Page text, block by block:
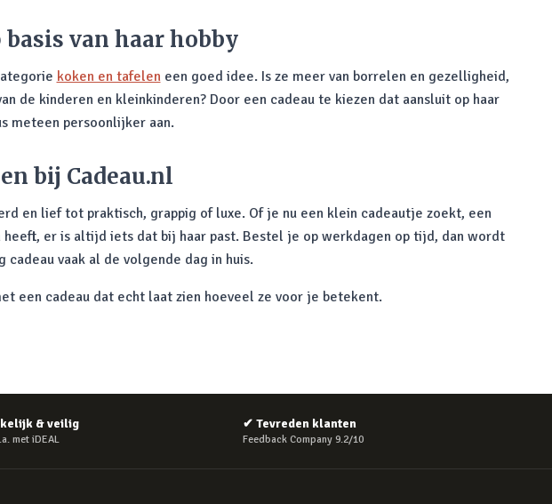
van haar hobby
koken en tafelen een goed idee. Is ze meer van borrelen en gezelligheid,
de kinderen en kleinkinderen? Door een cadeau te kiezen dat aansluit op haar
meteen persoonlijker aan.
bij Cadeau.nl
en lief tot praktisch, grappig of luxe. Of je nu een klein cadeautje zoekt, een
er is altijd iets dat bij haar past. Bestel je op werkdagen op tijd, dan wordt
vaak al de volgende dag in huis.
een cadeau dat echt laat zien hoeveel ze voor je betekent.
& veilig
met iDEAL
✔ Tevreden klanten
Feedback Company 9.2/10